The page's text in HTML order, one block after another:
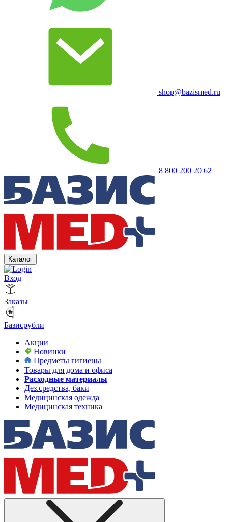
shop@bazismed.ru
8 800 200 20 62
Каталог
Вход
Заказы
Базисрубли
Акции
Новинки
Предметы гигиены
Товары для дома и офиса
Расходные материалы
Дез.средства, баки
Медицинская одежда
Медицинская техника